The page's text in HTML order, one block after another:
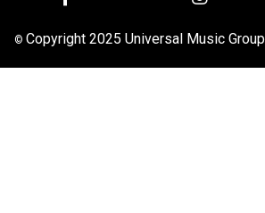
© Copyright 2025 Universal Music Group